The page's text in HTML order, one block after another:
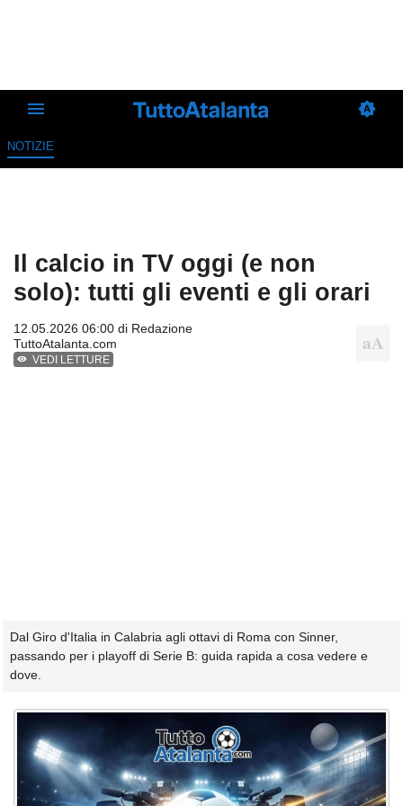
NOTIZIE
Il calcio in TV oggi (e non
solo): tutti gli eventi e gli orari
12.05.2026 06:00 di Redazione
TuttoAtalanta.com
VEDI LETTURE
Dal Giro d'Italia in Calabria agli ottavi di Roma con Sinner,
passando per i playoff di Serie B: guida rapida a cosa vedere e
dove.